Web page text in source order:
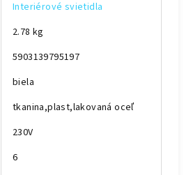
Interiérové svietidla
2.78 kg
5903139795197
biela
tkanina,plast,lakovaná oceľ
230V
6